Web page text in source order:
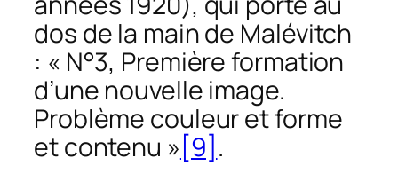
dos de la main de Malévitch
: « N°3, Première formation
d’une nouvelle image.
Problème couleur et forme
et contenu » [9] .